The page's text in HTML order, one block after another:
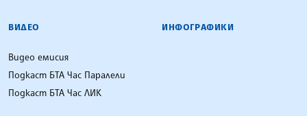
ВИДЕО
Видео емисия
Подкаст БТА Час Паралели
Подкаст БТА Час ЛИК
ИНФОГРАФИКИ